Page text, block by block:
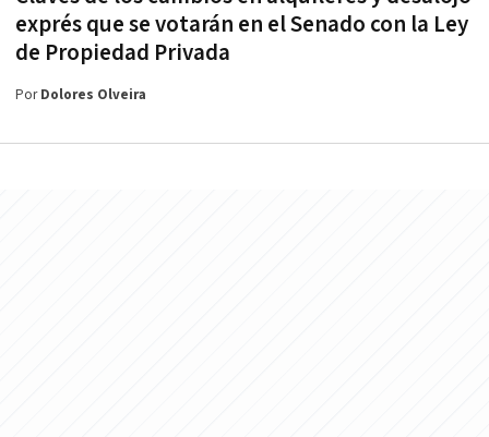
exprés que se votarán en el Senado con la Ley
de Propiedad Privada
PorDolores Olveira